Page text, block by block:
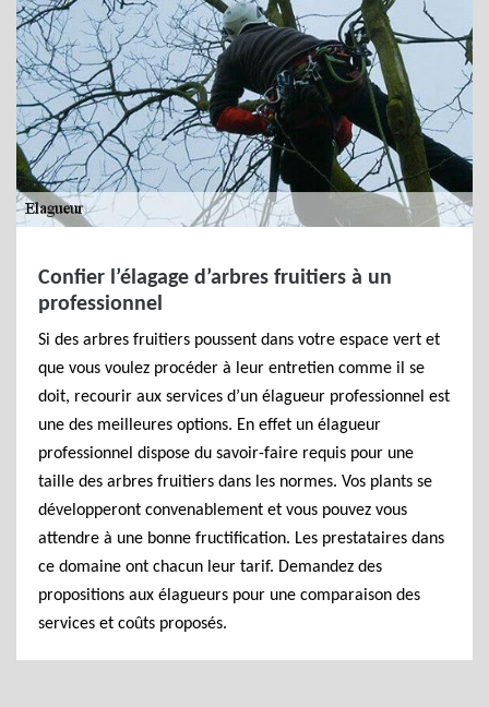
Confier l’élagage d’arbres fruitiers à un
professionnel
Si des arbres fruitiers poussent dans votre espace vert et
que vous voulez procéder à leur entretien comme il se
doit, recourir aux services d’un élagueur professionnel est
une des meilleures options. En effet un élagueur
professionnel dispose du savoir-faire requis pour une
taille des arbres fruitiers dans les normes. Vos plants se
développeront convenablement et vous pouvez vous
attendre à une bonne fructification. Les prestataires dans
ce domaine ont chacun leur tarif. Demandez des
propositions aux élagueurs pour une comparaison des
services et coûts proposés.